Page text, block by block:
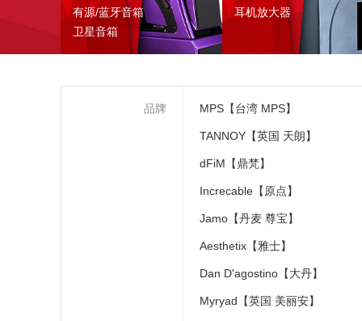
有源/蓝牙音箱
卫星音箱
耳机放大器
品牌 MPS【台湾 MPS】
TANNOY【英国 天朗】
dFiM【鼎梵】
Increcable【原点】
Jamo【丹麦 尊宝】
Aesthetix【雅士】
Dan D'agostino【大丹】
Myryad【英国 美丽安】